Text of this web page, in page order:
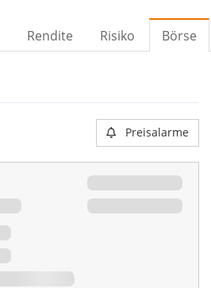
Rendite Risiko Börse
Preisalarme